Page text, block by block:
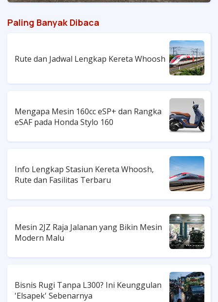
Paling Banyak Dibaca
Rute dan Jadwal Lengkap Kereta Whoosh
Mengapa Mesin 160cc eSP+ dan Rangka
eSAF pada Honda Stylo 160
Info Lengkap Stasiun Kereta Whoosh,
Rute dan Fasilitas Terbaru
Mesin 2JZ Raja Jalanan yang Bikin Mesin
Modern Malu
Bisnis Rugi Tanpa L300? Ini Keunggulan
'Elsapek' Sebenarnya